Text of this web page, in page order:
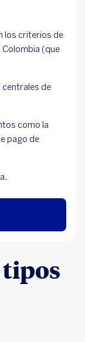
los criterios de
Colombia (que
de
como la
pago de
tipos